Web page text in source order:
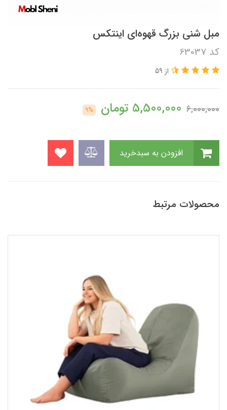
مبل شنی بزرگ قهوه‌ای اینتکس
کد 63037
از 59
6,000,000
5,500,000 تومان 9%
محصولات مرتبط